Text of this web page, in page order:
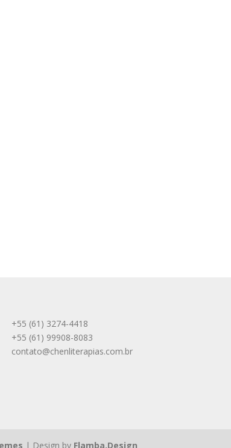
+55 (61) 3274-4418
+55 (61) 99908-8083
contato@chenliterapias.com.br
| Design by Flamba.Design